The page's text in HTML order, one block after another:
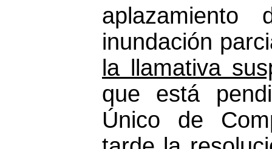
aplazamiento
inundación
la llamativa
que está
Único de